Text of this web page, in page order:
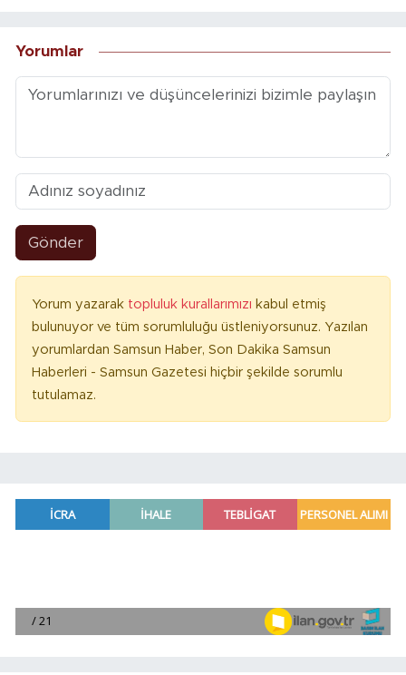
Yorumlar
Gönder
Yorum yazarak topluluk kurallarımızı kabul etmiş
bulunuyor ve tüm sorumluluğu üstleniyorsunuz. Yazılan
yorumlardan Samsun Haber, Son Dakika Samsun
Haberleri - Samsun Gazetesi hiçbir şekilde sorumlu
tutulamaz.